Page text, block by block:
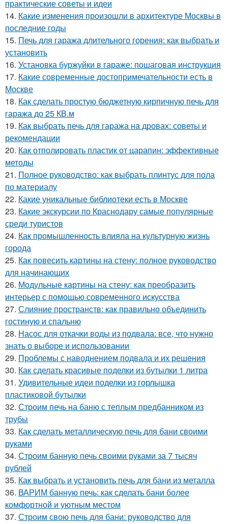
практические советы и идеи
14. Какие изменения произошли в архитектуре Москвы в
последние годы
15. Печь для гаража длительного горения: как выбрать и
установить
16. Установка буржуйки в гараже: пошаговая инструкция
17. Какие современные достопримечательности есть в
Москве
18. Как сделать простую бюджетную кирпичную печь для
гаража до 25 КВ.м
19. Как выбрать печь для гаража на дровах: советы и
рекомендации
20. Как отполировать пластик от царапин: эффективные
методы
21. Полное руководство: как выбрать плинтус для пола
по материалу
22. Какие уникальные библиотеки есть в Москве
23. Какие экскурсии по Краснодару самые популярные
среди туристов
24. Как промышленность влияла на культурную жизнь
города
25. Как повесить картины на стену: полное руководство
для начинающих
26. Модульные картины на стену: как преобразить
интерьер с помощью современного искусства
27. Слияние пространств: как правильно объединить
гостиную и спальню
28. Насос для откачки воды из подвала: все, что нужно
знать о выборе и использовании
29. Проблемы с наводнением подвала и их решения
30. Как сделать красивые поделки из бутылки 1 литра
31. Удивительные идеи поделки из горлышка
пластиковой бутылки
32. Строим печь на баню с теплым предбанником из
трубы
33. Как сделать металлическую печь для бани своими
руками
34. Строим банную печь своими руками за 7 тысяч
рублей
35. Как выбрать и установить печь для бани из металла
36. ВАРИМ банную печь: как сделать бани более
комфортной и уютным местом
37. Строим свою печь для бани: руководство для